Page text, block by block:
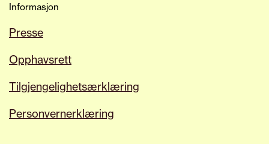
Informasjon
Presse
Opphavsrett
Tilgjengelighetsærklæring
Personvernerklæring